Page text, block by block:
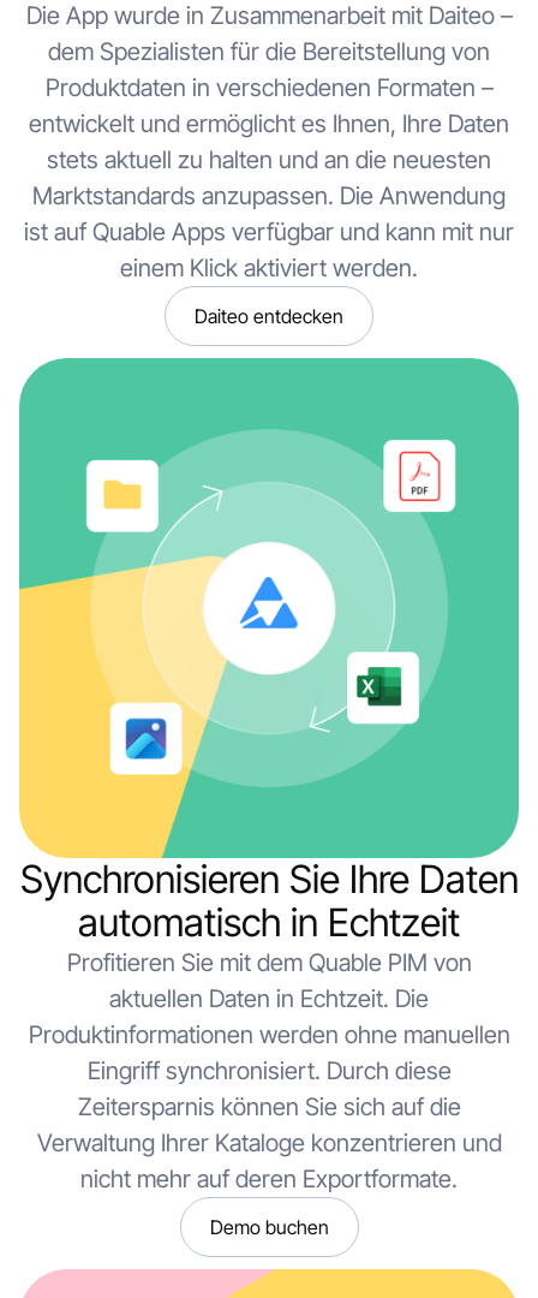
Die App wurde in Zusammenarbeit mit Daiteo –
dem Spezialisten für die Bereitstellung von
Produktdaten in verschiedenen Formaten –
entwickelt und ermöglicht es Ihnen, Ihre Daten
stets aktuell zu halten und an die neuesten
Marktstandards anzupassen. Die Anwendung
ist auf Quable Apps verfügbar und kann mit nur
einem Klick aktiviert werden.
Daiteo entdecken
Synchronisieren Sie Ihre Daten
automatisch in Echtzeit
Profitieren Sie mit dem Quable PIM von
aktuellen Daten in Echtzeit. Die
Produktinformationen werden ohne manuellen
Eingriff synchronisiert. Durch diese
Zeitersparnis können Sie sich auf die
Verwaltung Ihrer Kataloge konzentrieren und
nicht mehr auf deren Exportformate.
Demo buchen